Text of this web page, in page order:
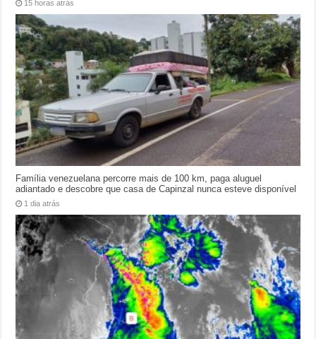
15 horas atrás
Família venezuelana percorre mais de 100 km, paga aluguel
adiantado e descobre que casa de Capinzal nunca esteve disponível
1 dia atrás